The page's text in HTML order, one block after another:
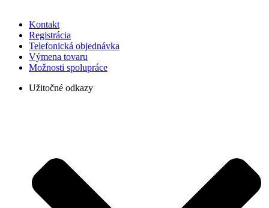
Kontakt
Registrácia
Telefonická objednávka
Výmena tovaru
Možnosti spolupráce
Užitočné odkazy